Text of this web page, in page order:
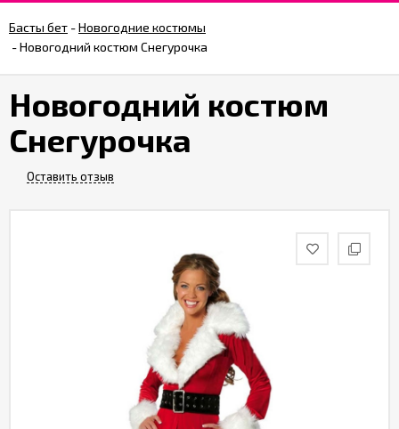
Басты бет -Новогодние костюмы
-Новогодний костюм Снегурочка
Новогодний костюм
Снегурочка
Оставить отзыв